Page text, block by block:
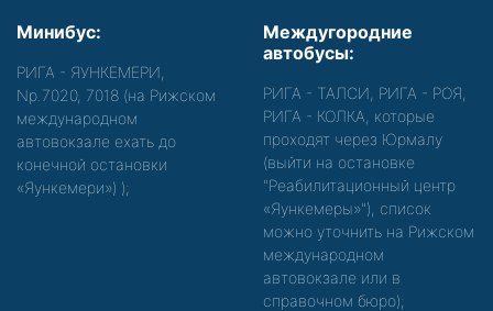
Минибус:
РИГА - ЯУНКЕМЕРИ,
Nр.7020, 7018 (на Рижском
международном
автовокзале ехать до
конечной остановки
«Яункемери») );
Междугородние
автобусы:
РИГА - ТАЛСИ, РИГА - РОЯ,
РИГА - КОЛКА, которые
проходят через Юрмалу
(выйти на остановке
"Реабилитационный центр
«Яункемеры»"), список
можно уточнить на Рижском
международном
автовокзале или в
справочном бюро);